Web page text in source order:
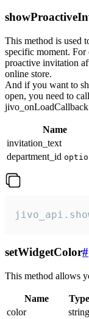
This method is used
specific moment.
proactive invitation
online store.
And if you want to
open, you need to
Name
invitation_text
department_id
setWidgetColor#
This method allows
Name Type
color
string